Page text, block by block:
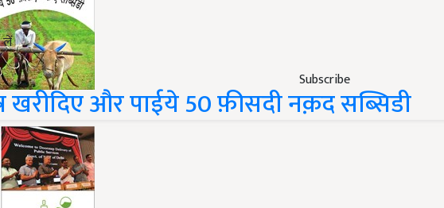
लें
Subscribe
खरीदिए और पाईये 50 फ़ीसदी नक़द सब्सिडी